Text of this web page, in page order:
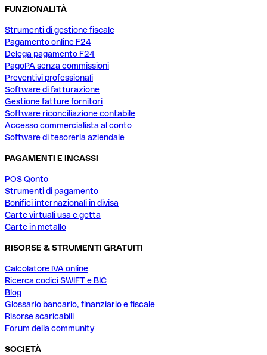
FUNZIONALITÀ
Strumenti di gestione fiscale
Pagamento online F24
Delega pagamento F24
PagoPA senza commissioni
Preventivi professionali
Software di fatturazione
Gestione fatture fornitori
Software riconciliazione contabile
Accesso commercialista al conto
Software di tesoreria aziendale
PAGAMENTI E INCASSI
POS Qonto
Strumenti di pagamento
Bonifici internazionali in divisa
Carte virtuali usa e getta
Carte in metallo
RISORSE & STRUMENTI GRATUITI
Calcolatore IVA online
Ricerca codici SWIFT e BIC
Blog
Glossario bancario, finanziario e fiscale
Risorse scaricabili
Forum della community
SOCIETÀ